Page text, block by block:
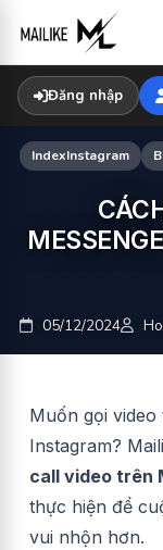
content
Đăng nhập
IndexInstagram
05/12/2024
Muốn gọi
Instagram?
call video trên
thực hiện để
vui nhộn hơn.